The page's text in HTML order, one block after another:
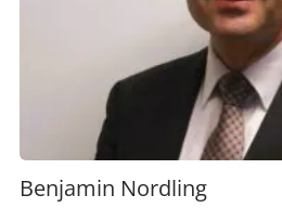
Benjamin Nordling